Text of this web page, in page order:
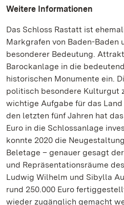
Weitere Informationen
Das Schloss Rastatt ist
Markgrafen von Baden-Baden
besonderer Bedeutung.
Barockanlage in die
historischen Monumente ein.
politisch besondere Kulturgut
wichtige Aufgabe für das
den letzten fünf Jahren hat
Euro in die Schlossanlage
konnte 2020 die
Beletage – genauer gesagt
und Repräsentationsräume
Ludwig Wilhelm und Sibylla
rund 250.000 Euro
wieder zugänglich gemacht